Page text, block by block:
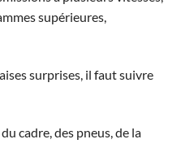
supérieures,
surprises, il faut suivre
cadre, des pneus, de la